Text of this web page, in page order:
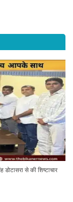
डोटासरा से की शिष्टाचार